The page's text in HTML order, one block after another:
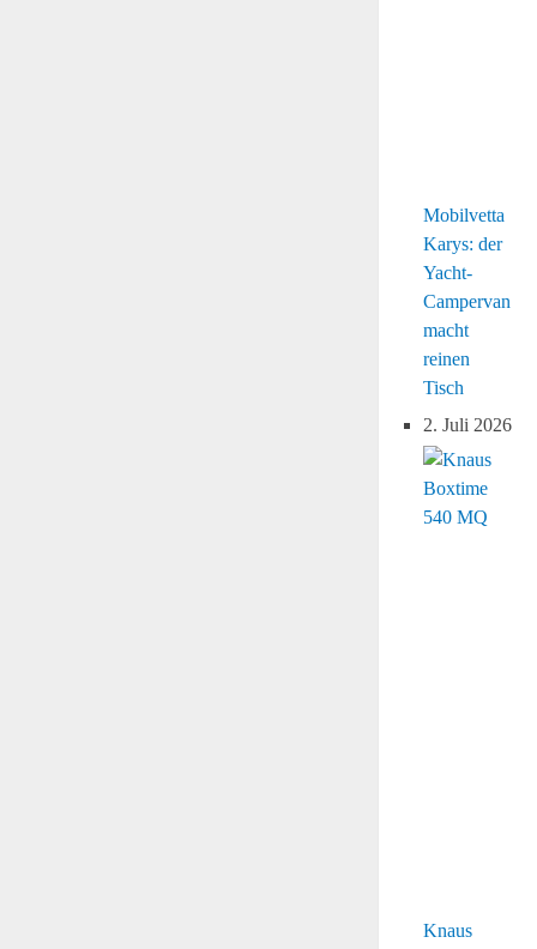
Mobilvetta
Karys: der
Yacht-
Campervan
macht
reinen
Tisch
2. Juli 2026
Knaus